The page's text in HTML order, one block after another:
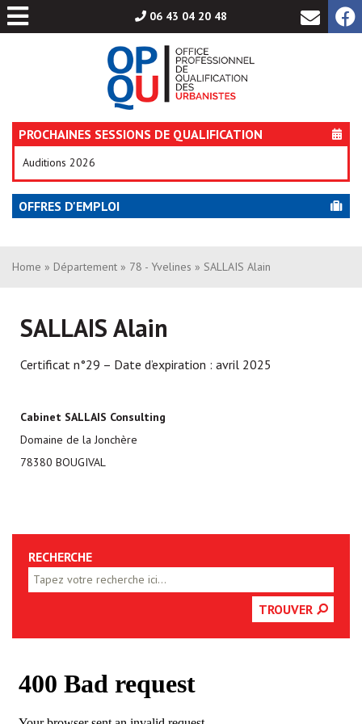
06 43 04 20 48
PROCHAINES SESSIONS DE QUALIFICATION
Auditions 2026
OFFRES D'EMPLOI
Aller
au
Home » Département » 78 - Yvelines » SALLAIS Alain
SALLAIS Alain
Certificat n°29 – Date d’expiration : avril 2025
Cabinet SALLAIS Consulting
Domaine de la Jonchère
78380 BOUGIVAL
RECHERCHE
TROUVER